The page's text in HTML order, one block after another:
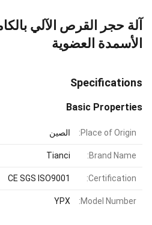
آلة حجر القرص الآلي
الأسمدة العضوية
Specifications
Basic Properties
Place of Origin: الصين
Brand Name:
Tianci
Certification:
CE SGS ISO9001
Model Number:
YPX